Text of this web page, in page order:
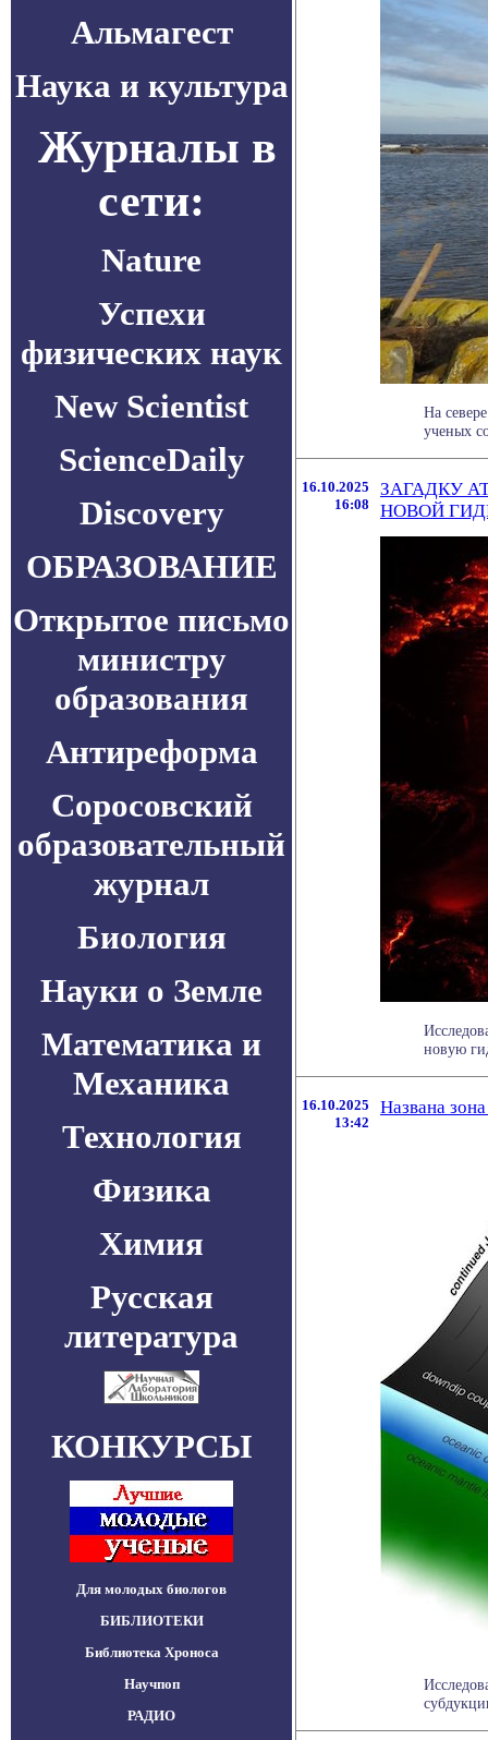
Альмагест
Наука и культура
Журналы в
сети:
Nature
Успехи
физических наук
New Scientist
ScienceDaily
Discovery
ОБРАЗОВАНИЕ
Открытое письмо
министру
образования
Антиреформа
Соросовский
образовательный
журнал
Биология
Науки о Земле
Математика и
Механика
Технология
Физика
Химия
Русская
литература
КОНКУРСЫ
Для молодых биологов
БИБЛИОТЕКИ
Библиотека Хроноса
Научпоп
РАДИО
На
ученых
16.10.2025
16:08
ЗАГАДКУ
НОВОЙ
новую
16.10.2025
13:42
Названа